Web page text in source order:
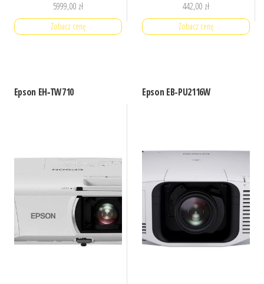
5999,00 zł
Zobacz cenę
442,00 zł
Zobacz cenę
Epson EH‑TW710 Epson EB-PU2116W